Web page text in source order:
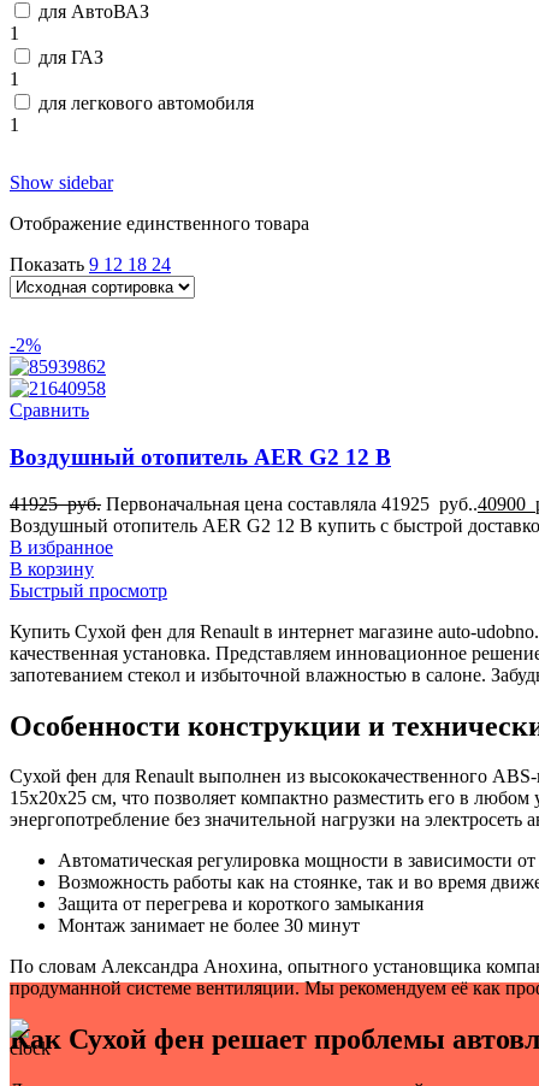
для АвтоВАЗ
1
для ГАЗ
1
для легкового автомобиля
1
Show sidebar
Отображение единственного товара
Показать 9 12 18 24
-2%
Сравнить
Воздушный отопитель AER G2 12 В
41925руб. Первоначальная цена составляла 41925 руб..40900
Воздушный отопитель AER G2 12 В купить с быстрой
В избранное
В корзину
Быстрый просмотр
Купить Сухой фен для Renault в интернет магазине auto-
качественная установка. Представляем инновационное
запотеванием стекол и избыточной влажностью в салоне.
Особенности конструкции и
Сухой фен для Renault выполнен из высококачественного
15х20х25 см, что позволяет компактно разместить его в
энергопотребление без значительной нагрузки на электросеть
Автоматическая регулировка мощности в зависимости
Возможность работы как на стоянке, так и во время
Защита от перегрева и короткого замыкания
Монтаж занимает не более 30 минут
По словам Александра Анохина, опытного установщика
продуманной системе вентиляции. Мы рекомендуем её как
Как Сухой фен решает проблемы